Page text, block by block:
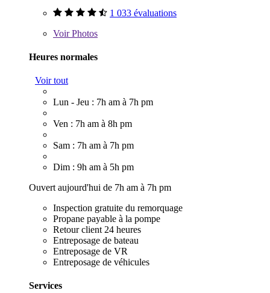
1 033 évaluations
VoirPhotos
Heures normales
Voir tout
Lun - Jeu : 7h am à 7h pm
Ven : 7h am à 8h pm
Sam : 7h am à 7h pm
Dim : 9h am à 5h pm
Ouvert aujourd'hui de 7h am à 7h pm
Inspection gratuite du remorquage
Propane payable à la pompe
Retour client 24 heures
Entreposage de bateau
Entreposage de VR
Entreposage de véhicules
Services